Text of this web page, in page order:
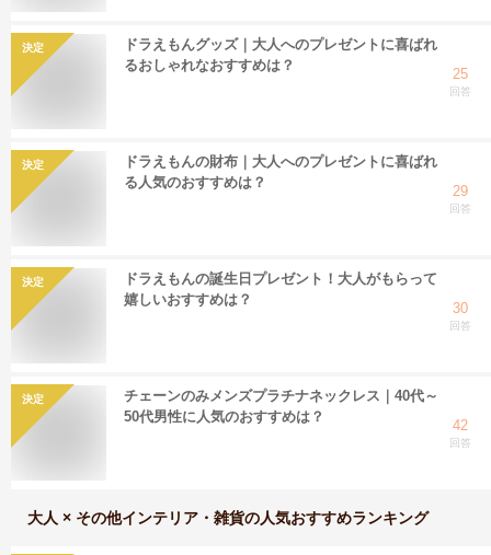
決定
ドラえもんグッズ｜大人へのプレゼントに喜ばれ
るおしゃれなおすすめは？
25
回答
決定
ドラえもんの財布｜大人へのプレゼントに喜ばれ
る人気のおすすめは？
29
回答
決定
ドラえもんの誕生日プレゼント！大人がもらって
嬉しいおすすめは？
30
回答
決定
チェーンのみメンズプラチナネックレス｜40代～
50代男性に人気のおすすめは？
42
回答
大人 × その他インテリア・雑貨の人気おすすめランキング